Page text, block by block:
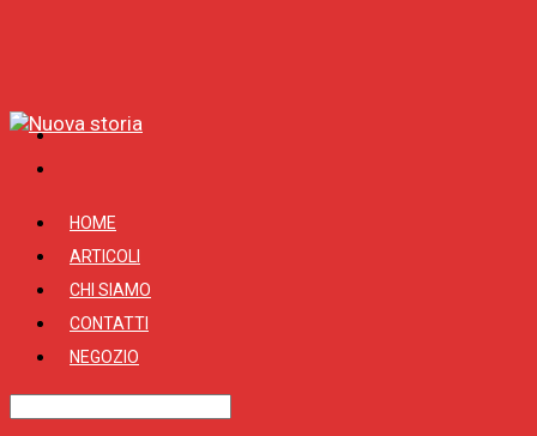
HOME
ARTICOLI
CHI SIAMO
CONTATTI
NEGOZIO